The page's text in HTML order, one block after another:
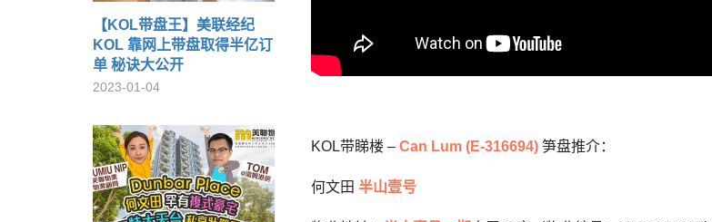
【KOL带盘王】美联经纪
KOL 靠网上带盘取得半亿订
单 秘诀大公开
2023-01-04
KOL带睇楼 – Can Lum (E-316694) 笋盘推介：
何文田 半山壹号